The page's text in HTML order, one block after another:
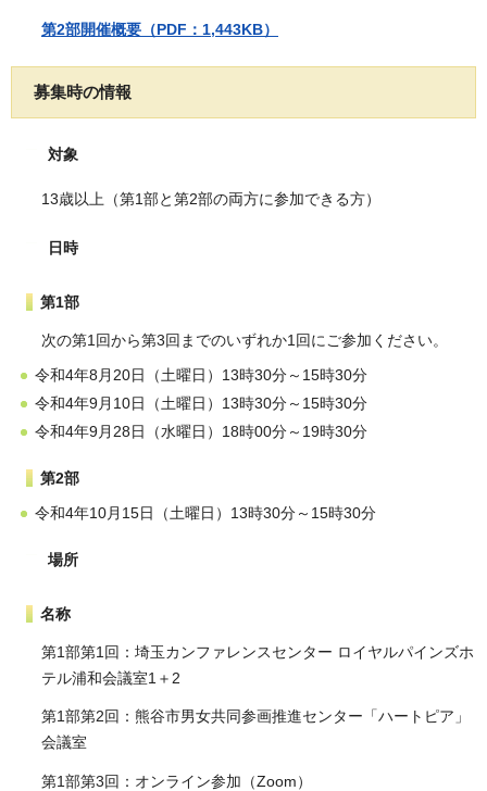
第2部開催概要（PDF：1,443KB）
募集時の情報
対象
13歳以上（第1部と第2部の両方に参加できる方）
日時
第1部
次の第1回から第3回までのいずれか1回にご参加ください。
令和4年8月20日（土曜日）13時30分～15時30分
令和4年9月10日（土曜日）13時30分～15時30分
令和4年9月28日（水曜日）18時00分～19時30分
第2部
令和4年10月15日（土曜日）13時30分～15時30分
場所
名称
第1部第1回：埼玉カンファレンスセンター ロイヤルパインズホ
テル浦和会議室1＋2
第1部第2回：熊谷市男女共同参画推進センター「ハートピア」
会議室
第1部第3回：オンライン参加（Zoom）